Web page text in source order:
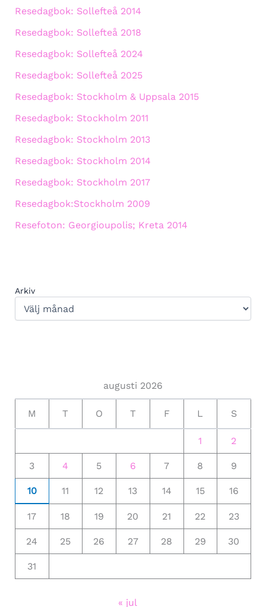
Resedagbok: Sollefteå 2014
Resedagbok: Sollefteå 2018
Resedagbok: Sollefteå 2024
Resedagbok: Sollefteå 2025
Resedagbok: Stockholm & Uppsala 2015
Resedagbok: Stockholm 2011
Resedagbok: Stockholm 2013
Resedagbok: Stockholm 2014
Resedagbok: Stockholm 2017
Resedagbok:Stockholm 2009
Resefoton: Georgioupolis; Kreta 2014
Arkiv
augusti 2026
M T O T F L S
1 2
3 4 5 6 7 8 9
10 11 12 13 14 15 16
17 18 19 20 21 22 23
24 25 26 27 28 29 30
31
« jul